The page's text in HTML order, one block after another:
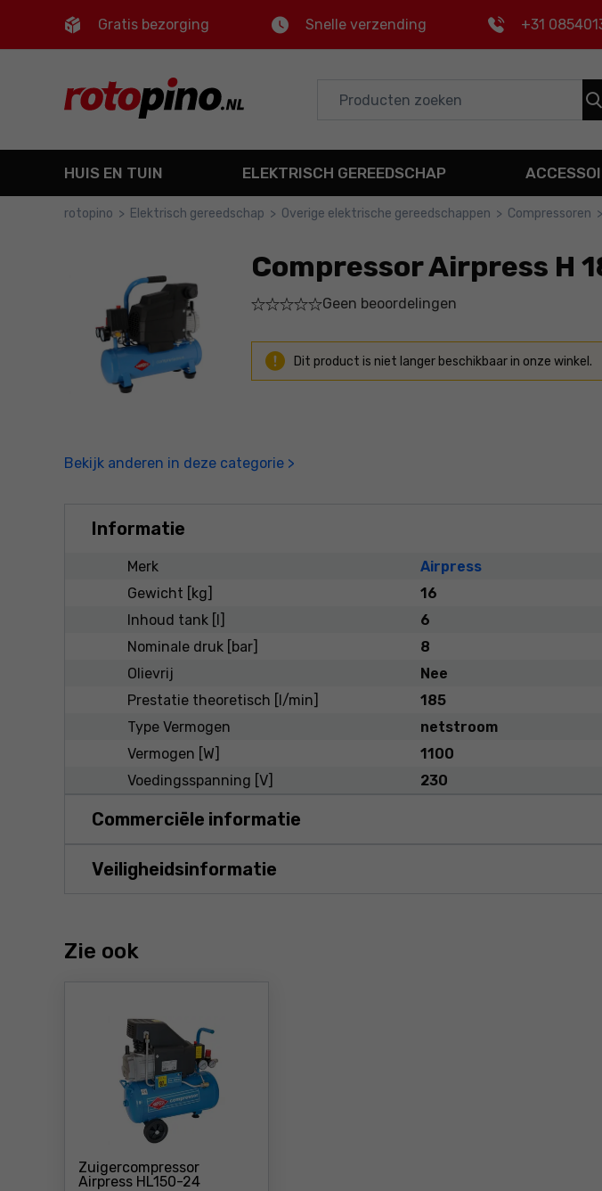
Control M
Hoofdmenu
Gedetailleerde informatie
Sitemap
Gratis bezorging Snelle verzending +31
HUIS EN TUIN ELEKTRISCH GEREEDSCHAP
rotopino > Elektrisch gereedschap > Overige elektrische gereedschappen > Compressoren >
Compressor Airpress H
Geen beoordelingen
Dit product is niet langer beschikbaar in onze winkel.
Bekijk anderen in deze categorie >
Informatie
Merk
Airpress
Gewicht [kg]
16
Inhoud tank [l]
6
Nominale druk [bar]
8
Olievrij
Nee
Prestatie theoretisch [l/min]
185
Type Vermogen
netstroom
Vermogen [W]
1100
Voedingsspanning [V]
230
Commerciële informatie
Veiligheidsinformatie
Zie ook
Zuigercompressor
Airpress HL150-24